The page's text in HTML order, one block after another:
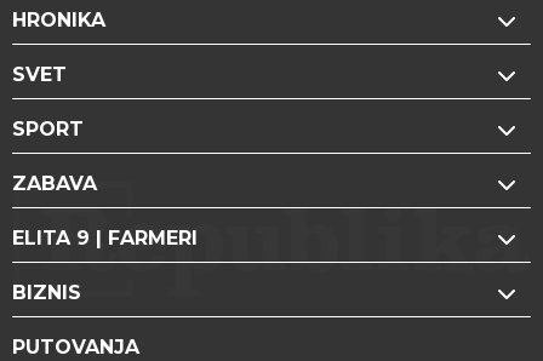
HRONIKA
SVET
SPORT
ZABAVA
ELITA 9 | FARMERI
BIZNIS
PUTOVANJA